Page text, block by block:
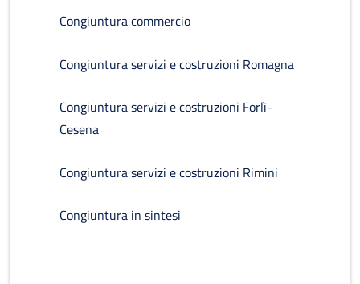
Congiuntura commercio
Congiuntura servizi e costruzioni Romagna
Congiuntura servizi e costruzioni Forlì-
Cesena
Congiuntura servizi e costruzioni Rimini
Congiuntura in sintesi